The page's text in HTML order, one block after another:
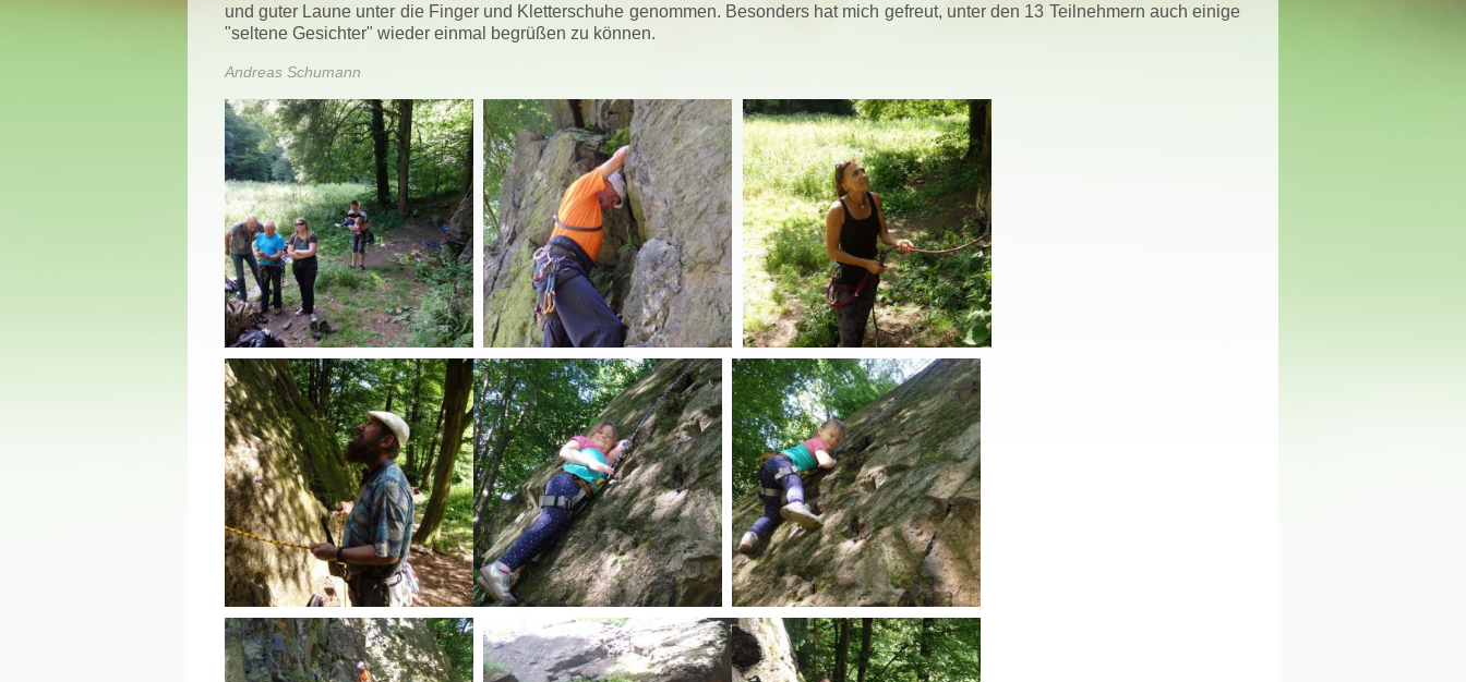
und guter Laune unter die Finger und Kletterschuhe genommen. Besonders hat mich gefreut, unter den 13 Teilnehmern auch einige
"seltene Gesichter" wieder einmal begrüßen zu können.
Andreas Schumann